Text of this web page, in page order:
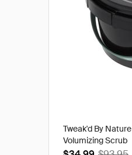
Tweak'd By
Volumizing Scrub